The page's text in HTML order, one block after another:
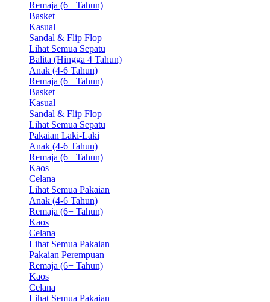
Remaja (6+ Tahun)
Basket
Kasual
Sandal & Flip Flop
Lihat Semua Sepatu
Balita (Hingga 4 Tahun)
Anak (4-6 Tahun)
Remaja (6+ Tahun)
Basket
Kasual
Sandal & Flip Flop
Lihat Semua Sepatu
Pakaian Laki-Laki
Anak (4-6 Tahun)
Remaja (6+ Tahun)
Kaos
Celana
Lihat Semua Pakaian
Anak (4-6 Tahun)
Remaja (6+ Tahun)
Kaos
Celana
Lihat Semua Pakaian
Pakaian Perempuan
Remaja (6+ Tahun)
Kaos
Celana
Lihat Semua Pakaian